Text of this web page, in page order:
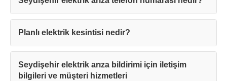
Planlı elektrik kesintisi nedir?
Seydişehir elektrik arıza bildirimi için iletişim
bilgileri ve müşteri hizmetleri